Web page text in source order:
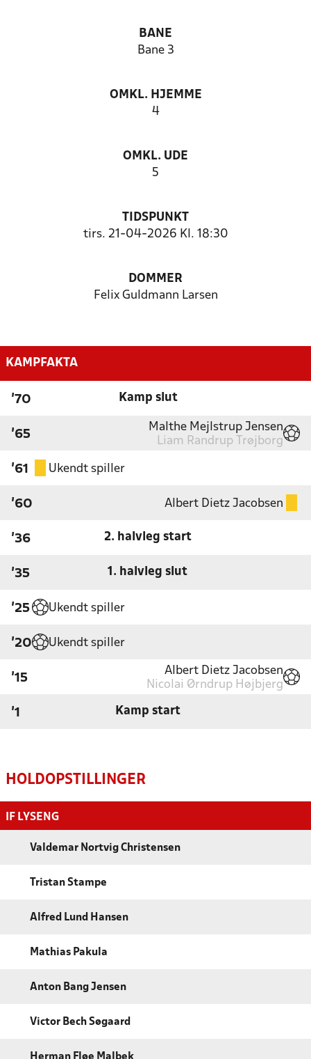
BANE
Bane 3
OMKL. HJEMME
4
OMKL. UDE
5
TIDSPUNKT
tirs. 21-04-2026 Kl. 18:30
DOMMER
Felix Guldmann Larsen
KAMPFAKTA
'70 Kamp slut
'65
Malthe Mejlstrup Jensen
Liam Randrup Trøjborg
'61 Ukendt spiller
'60 Albert Dietz Jacobsen
'36 2. halvleg start
'35 1. halvleg slut
'25 Ukendt spiller
'20 Ukendt spiller
'15
Albert Dietz Jacobsen
Nicolai Ørndrup Højbjerg
'1 Kamp start
HOLDOPSTILLINGER
IF LYSENG
Valdemar Nortvig Christensen
Tristan Stampe
Alfred Lund Hansen
Mathias Pakula
Anton Bang Jensen
Victor Bech Søgaard
Herman Fløe Malbek